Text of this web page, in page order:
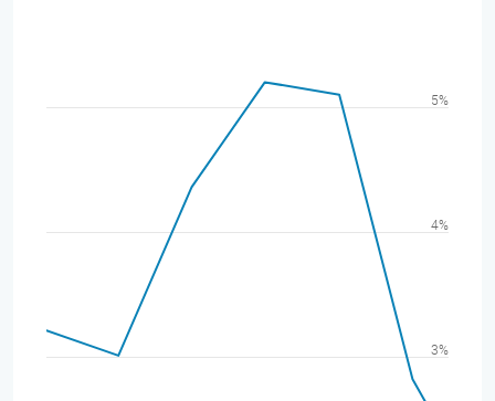
3%
4%
5%